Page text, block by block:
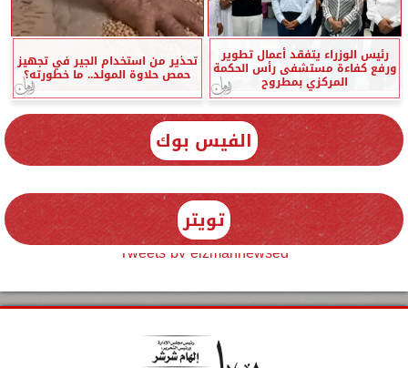
رئيس الوزراء يتفقد أعمال تطوير
ورفع كفاءة مستشفى رأس الحكمة
المركزي بمطروح
تحذير من استخدام الجير في تجهيز
حمص حلاوة المولد.. ما خطورته؟
الفيس بوك
تويتر
Tweets by elzmannewseg